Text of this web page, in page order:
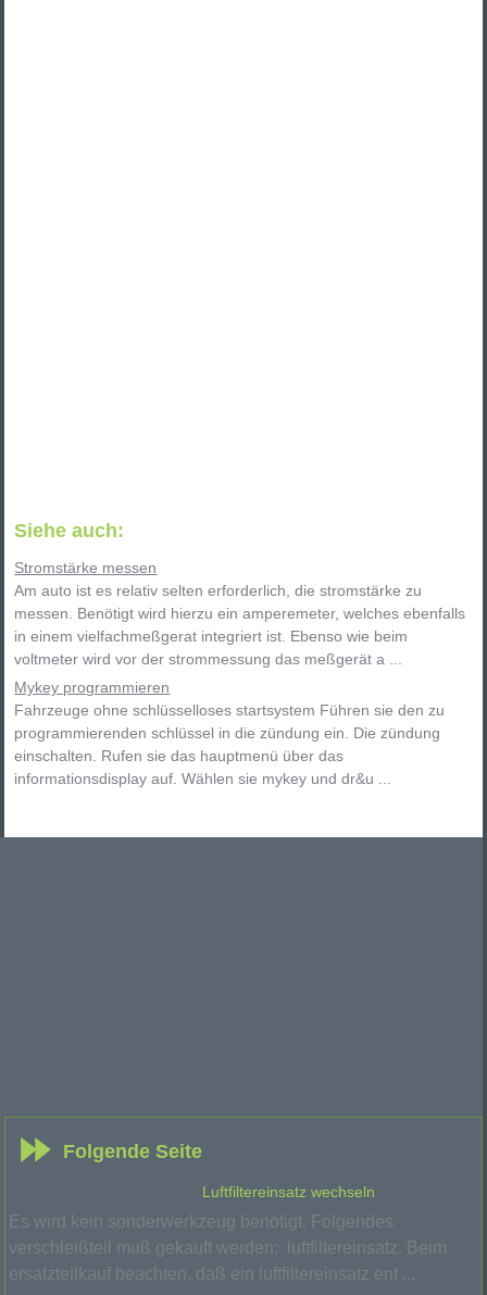
Siehe auch:
Stromstärke messen
Am auto ist es relativ selten erforderlich, die stromstärke zu
messen. Benötigt wird hierzu ein amperemeter, welches ebenfalls
in einem vielfachmeßgerat integriert ist. Ebenso wie beim
voltmeter wird vor der strommessung das meßgerät a ...
Mykey programmieren
Fahrzeuge ohne schlüsselloses startsystem Führen sie den zu
programmierenden schlüssel in die zündung ein. Die zündung
einschalten. Rufen sie das hauptmenü über das
informationsdisplay auf. Wählen sie mykey und dr&u ...
Folgende Seite
Luftfiltereinsatz wechseln
Es wird kein sonderwerkzeug benötigt. Folgendes
verschleißteil muß gekauft werden: luftfiltereinsatz. Beim
ersatzteilkauf beachten, daß ein luftfiltereinsatz ent ...